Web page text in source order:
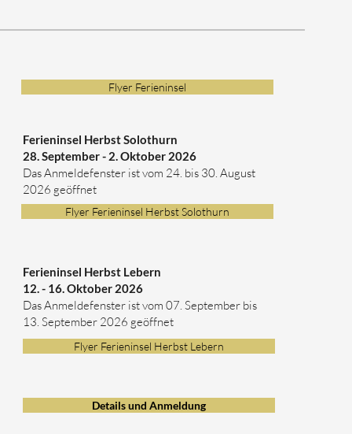
Flyer Ferieninsel
Ferieninsel Herbst Solothurn
28. September - 2. Oktober 2026
Das Anmeldefenster ist vom 24. bis 30. August
2026 geöffnet
Flyer Ferieninsel Herbst Solothurn
Ferieninsel Herbst Lebern
12. - 16. Oktober 2026
Das Anmeldefenster ist vom 07. September bis
13. September 2026 geöffnet
Flyer Ferieninsel Herbst Lebern
Details und Anmeldung